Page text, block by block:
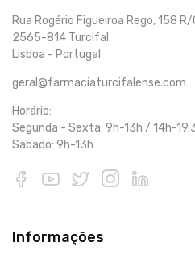
Rua Rogério Figueiroa Rego, 158 R/
2565-814 Turcifal
Lisboa - Portugal
geral@farmaciaturcifalense.com
Horário:
Segunda - Sexta: 9h-13h / 14h-
Sábado: 9h-13h
Informações